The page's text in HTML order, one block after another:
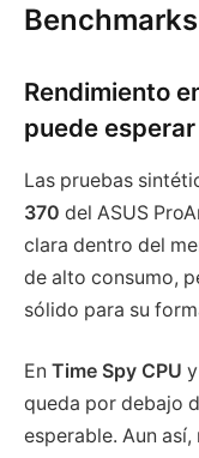
Benchmarks
Rendimiento
puede
Las pruebas
370 del ASUS
clara dentro del
de alto consumo,
sólido para su
En Time Spy CPU y
queda por debajo
esperable. Aun